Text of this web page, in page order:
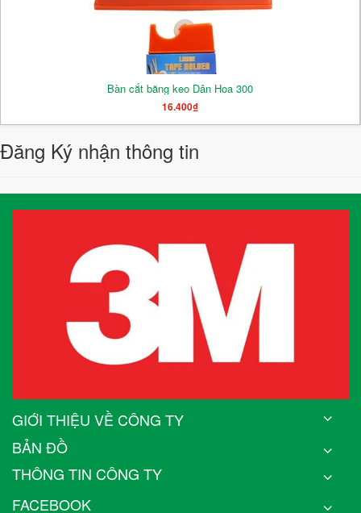
Bàn cắt băng keo Dân Hoa 300
16.400₫
Đăng Ký nhận thông tin
GIỚI THIỆU VỀ CÔNG TY
BẢN ĐỒ
THÔNG TIN CÔNG TY
FACEBOOK